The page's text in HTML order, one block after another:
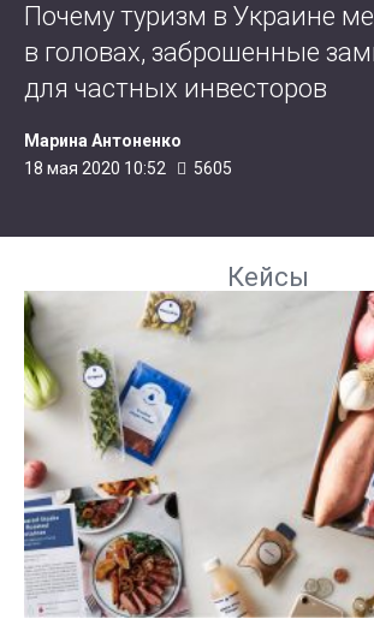
Почему туризм в Украине
в головах, заброшенные
для частных инвесторов
Марина Антоненко
18 мая 2020 10:52
5605
Кейсы